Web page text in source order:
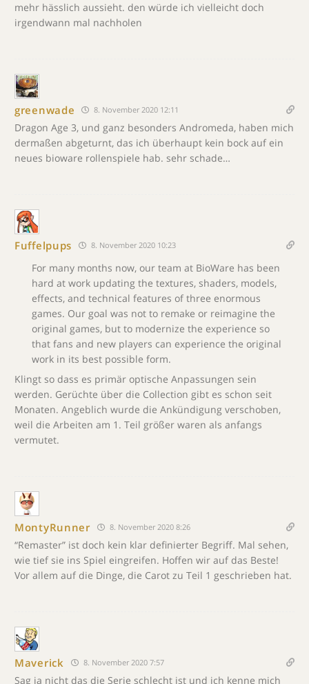
mehr hässlich aussieht. den würde ich vielleicht doch
irgendwann mal nachholen
greenwade 8. November 2020 12:11
Dragon Age 3, und ganz besonders Andromeda, haben mich
dermaßen abgeturnt, das ich überhaupt kein bock auf ein
neues bioware rollenspiele hab. sehr schade…
Fuffelpups 8. November 2020 10:23
For many months now, our team at BioWare has been
hard at work updating the textures, shaders, models,
effects, and technical features of three enormous
games. Our goal was not to remake or reimagine the
original games, but to modernize the experience so
that fans and new players can experience the original
work in its best possible form.
Klingt so dass es primär optische Anpassungen sein
werden. Gerüchte über die Collection gibt es schon seit
Monaten. Angeblich wurde die Ankündigung verschoben,
weil die Arbeiten am 1. Teil größer waren als anfangs
vermutet.
MontyRunner 8. November 2020 8:26
“Remaster” ist doch kein klar definierter Begriff. Mal sehen,
wie tief sie ins Spiel eingreifen. Hoffen wir auf das Beste!
Vor allem auf die Dinge, die Carot zu Teil 1 geschrieben hat.
Maverick 8. November 2020 7:57
Sag ja nicht das die Serie schlecht ist und ich kenne mich